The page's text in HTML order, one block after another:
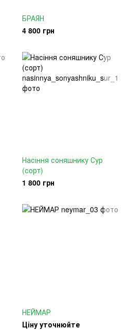
БРАЯН
4 800 грн
Насіння соняшнику Сур
(сорт)
1 800 грн
НЕЙМАР
Ціну уточнюйте